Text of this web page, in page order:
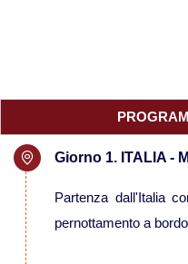
Viaggi in
Viaggi in Senegal
Viaggi in Zanzibar
Giorno 1. ITALIA -
Partenza dall'Italia
pernottamento a